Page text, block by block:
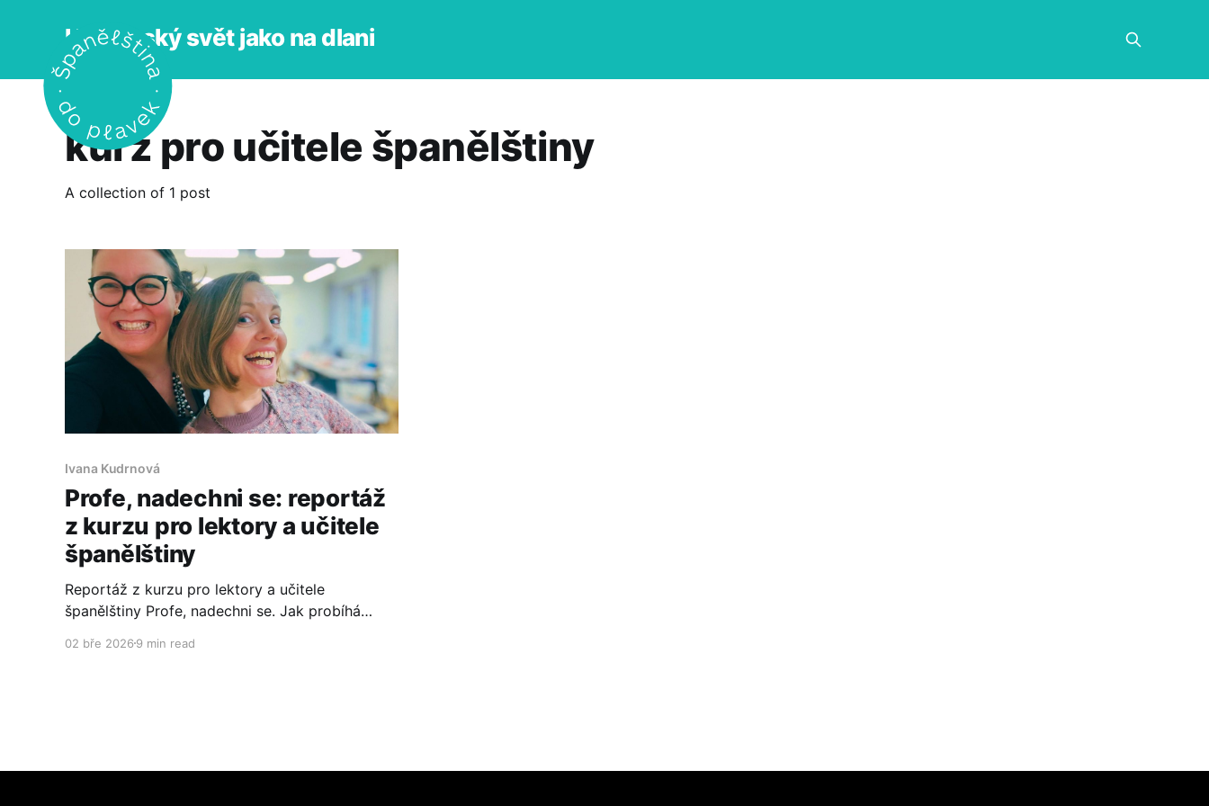
Hispánský svět jako na dlani
kurz pro učitele španělštiny
A collection of 1 post
Ivana Kudrnová
Profe, nadechni se: reportáž
z kurzu pro lektory a učitele
španělštiny
Reportáž z kurzu pro lektory a učitele
španělštiny Profe, nadechni se. Jak probíhá
odnášejí a proč nejde jen o nové aktivity, ale o
02 bře 2026 9 min read